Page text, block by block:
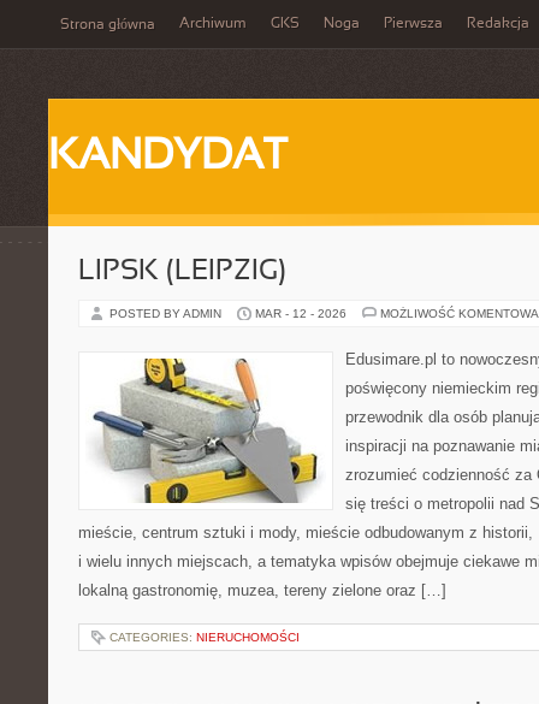
Strona główna Archiwum GKS Noga Pierwsza Redakcja
KANDYDAT
LIPSK (LEIPZIG)
POSTED BY ADMIN MAR - 12 - 2026 MOŻLIWOŚĆ
Edusimare.pl to
poświęcony niemieckim
przewodnik dla osób
inspiracji na poznawanie
zrozumieć codzienność za
się treści o metropolii nad
mieście, centrum sztuki i mody, mieście odbudowanym z
i wielu innych miejscach, a tematyka wpisów obejmuje ciekawe
lokalną gastronomię, muzea, tereny zielone oraz […]
CATEGORIES: NIERUCHOMOŚCI